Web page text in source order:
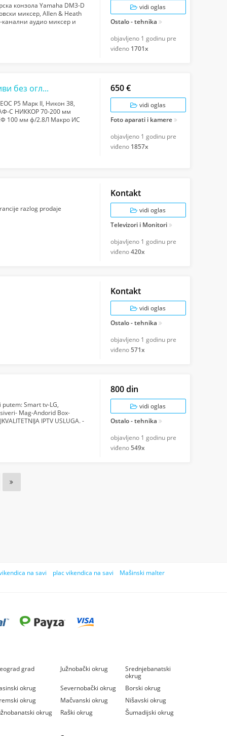
конзола Yamaha DM3-D
миксер, Allen & Heath
канални аудио миксер и
vidi oglas
Ostalo - tehnika
objavljeno 1 godinu pre
viđeno 1701x
Нови фотоапарати без огледала, објективи без огледала, SLR фотоапарати
Р5 Марк II, Никон З8,
С НИККОР 70-200 мм
100 мм ф/2.8Л Макро ИС
650 €
vidi oglas
Foto aparati i kamere
objavljeno 1 godinu pre
viđeno 1857x
razlog prodaje
Kontakt
vidi oglas
Televizori i Monitori
objavljeno 1 godinu pre
viđeno420x
Kontakt
vidi oglas
Ostalo - tehnika
objavljeno 1 godinu pre
viđeno571x
Smart tv-LG,
Mag-Andorid Box-
IPTV USLUGA. -
800 din
vidi oglas
Ostalo - tehnika
objavljeno 1 godinu pre
viđeno549x
na savi plac vikendica na savi
Mašinski malter
grad Južnobački okrug
Srednjebanatski
okrug
okrug
Severnobački okrug
Borski okrug
okrug
Mačvanski okrug
Nišavski okrug
okrug
Raški okrug Šumadijski okrug